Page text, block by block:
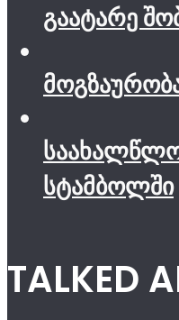
გაატარე
სტამბოლში
TALKED